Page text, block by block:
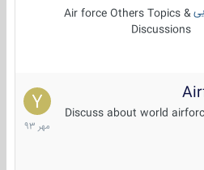
Air force Others Topics &
Discussions
Discuss about world
15
مهر
1393